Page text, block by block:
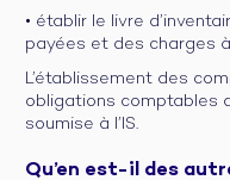
• établir le livre
payées et des charges
L’établissement des
obligations comptables
soumise à l’IS.
Qu’en est-il des